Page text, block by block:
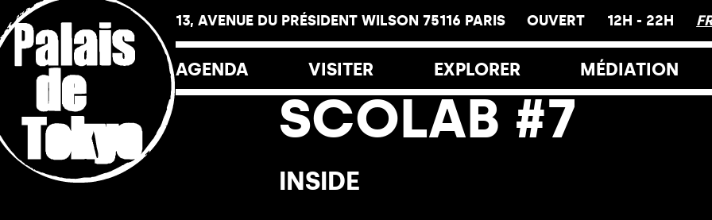
13, AVENUE DU PRÉSIDENT WILSON 75116 PARIS OUVERT 12H - 22H
AGENDA VISITER
Horaires et Accès
Le Palais de Tokyo
EXPLORER MÉDIATION
SCOLAB #7
INSIDE
Panneau de gestion des cookies